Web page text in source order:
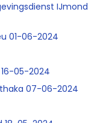
IJmond
01-06-2024
05-2024
07-06-2024